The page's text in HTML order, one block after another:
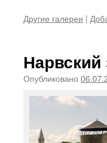
Другие галереи |
Нарвский
Опубликовано